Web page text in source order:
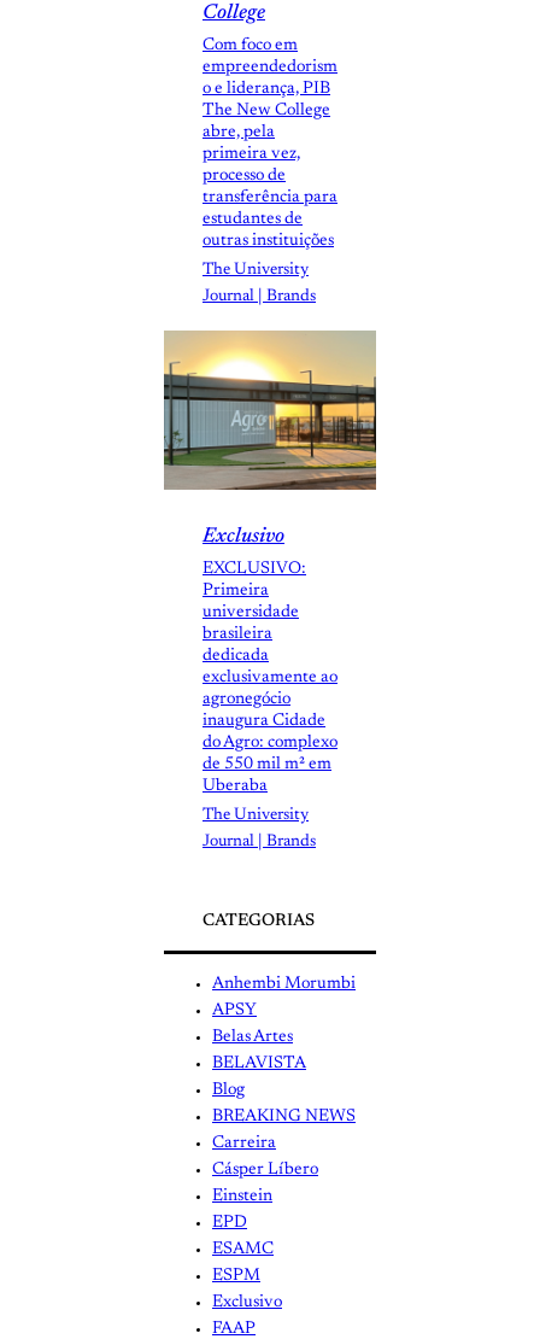
College
Com foco em
empreendedorism
o e liderança, PIB
The New College
abre, pela
primeira vez,
processo de
transferência para
estudantes de
outras instituições
The University
Journal | Brands
Exclusivo
EXCLUSIVO:
Primeira
universidade
brasileira
dedicada
exclusivamente ao
agronegócio
inaugura Cidade
do Agro: complexo
de 550 mil m² em
Uberaba
The University
Journal | Brands
CATEGORIAS
Anhembi Morumbi
APSY
Belas Artes
BELAVISTA
Blog
BREAKING NEWS
Carreira
Cásper Líbero
Einstein
EPD
ESAMC
ESPM
Exclusivo
FAAP